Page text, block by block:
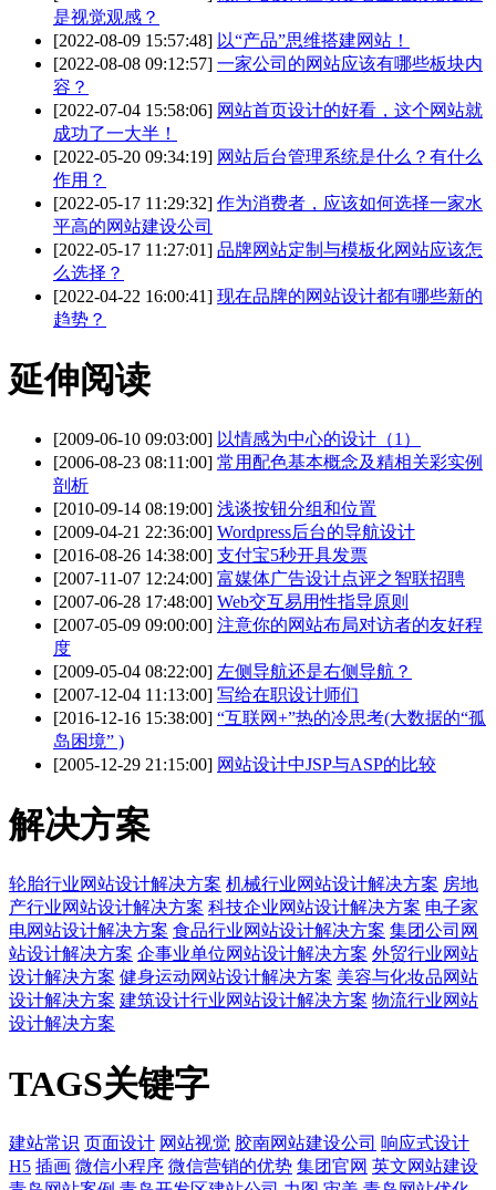
是视觉观感？
[2022-08-09 15:57:48] 以“产品”思维搭建网站！
[2022-08-08 09:12:57] 一家公司的网站应该有哪些板块内
容？
[2022-07-04 15:58:06] 网站首页设计的好看，这个网站就
成功了一大半！
[2022-05-20 09:34:19] 网站后台管理系统是什么？有什么
作用？
[2022-05-17 11:29:32] 作为消费者，应该如何选择一家水
平高的网站建设公司
[2022-05-17 11:27:01] 品牌网站定制与模板化网站应该怎
么选择？
[2022-04-22 16:00:41] 现在品牌的网站设计都有哪些新的
趋势？
延伸阅读
[2009-06-10 09:03:00] 以情感为中心的设计（1）
[2006-08-23 08:11:00] 常用配色基本概念及精相关彩实例
剖析
[2010-09-14 08:19:00] 浅谈按钮分组和位置
[2009-04-21 22:36:00] Wordpress后台的导航设计
[2016-08-26 14:38:00] 支付宝5秒开具发票
[2007-11-07 12:24:00] 富媒体广告设计点评之智联招聘
[2007-06-28 17:48:00] Web交互易用性指导原则
[2007-05-09 09:00:00] 注意你的网站布局对访者的友好程
度
[2009-05-04 08:22:00] 左侧导航还是右侧导航？
[2007-12-04 11:13:00] 写给在职设计师们
[2016-12-16 15:38:00] “互联网+”热的冷思考(大数据的“孤
岛困境” )
[2005-12-29 21:15:00] 网站设计中JSP与ASP的比较
解决方案
轮胎行业网站设计解决方案 机械行业网站设计解决方案 房地
产行业网站设计解决方案 科技企业网站设计解决方案 电子家
电网站设计解决方案 食品行业网站设计解决方案 集团公司网
站设计解决方案 企事业单位网站设计解决方案 外贸行业网站
设计解决方案 健身运动网站设计解决方案 美容与化妆品网站
设计解决方案 建筑设计行业网站设计解决方案 物流行业网站
设计解决方案
TAGS关键字
建站常识 页面设计 网站视觉 胶南网站建设公司 响应式设计
H5 插画 微信小程序 微信营销的优势 集团官网 英文网站建设